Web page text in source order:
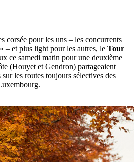
corsée pour les uns – les concurrents
– et plus light pour les autres, le Tour
ce samedi matin pour une deuxième
(Houyet et Gendron) partageaient
les routes toujours sélectives des